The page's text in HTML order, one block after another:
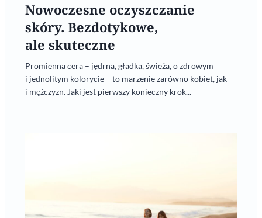
Nowoczesne oczyszczanie
skóry. Bezdotykowe,
ale skuteczne
Promienna cera – jędrna, gładka, świeża, o zdrowym
i jednolitym kolorycie – to marzenie zarówno kobiet, jak
i mężczyzn. Jaki jest pierwszy konieczny krok...